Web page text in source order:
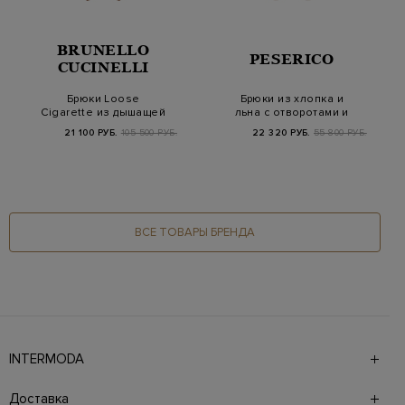
BRUNELLO
CUCINELLI
Брюки Loose
Cigarette из дышащей
21 100 РУБ. 105 500 РУБ.
PESERICO
Брюки из хлопка и
льна с отворотами и
22 320 РУБ. 55 800 РУБ.
ВСЕ ТОВАРЫ БРЕНДА
INTERMODA
брендов на 4 этажах в самом центре города. На сайте
Доставка